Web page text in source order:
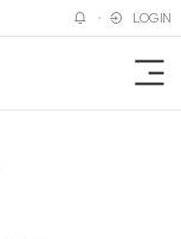
LOGIN